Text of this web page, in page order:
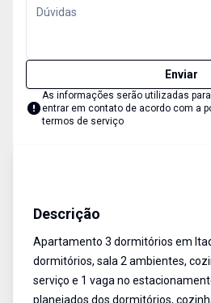
Enviar
As informações serão utilizadas
entrar em contato de acordo com a
termos de serviço
Descrição
Apartamento 3 dormitórios em
dormitórios, sala 2 ambientes,
serviço e 1 vaga no
planejados dos dormitórios,